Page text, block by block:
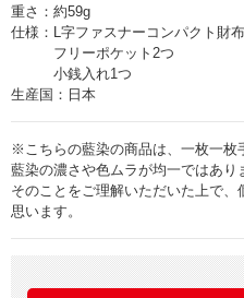
重さ：約59g
仕様：L字ファスナーコンパクト財布
フリーポケット2つ
小銭入れ1つ
生産国：日本
※こちらの藍染の商品は、一枚一枚
藍染の濃さや色ムラが均一ではあり
そのことをご理解いただいた上で
思います。